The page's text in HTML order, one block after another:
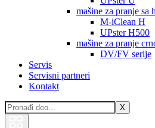
mašine za pranje sa
M-iClean H
UPster H500
mašine za pranje
DV/FV serije
Servis
Servisni partneri
Kontakt
X